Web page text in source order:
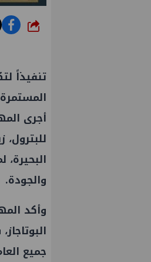
شارك
تنفيذاً
أجرى
والجودة.
وأكد
جميع